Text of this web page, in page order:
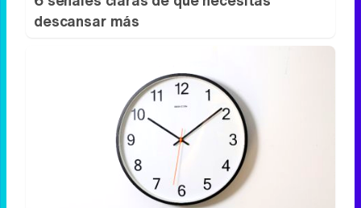
¿Te pasa esto?
6 señales claras de que necesitas
descansar más